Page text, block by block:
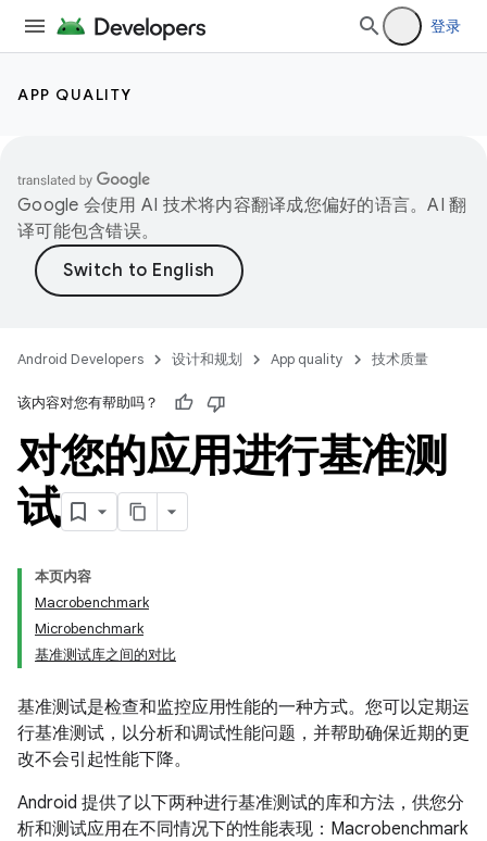
登录
APP QUALITY
Google 会使用 AI 技术将内容翻译成您偏好的语言。AI 翻
译可能包含错误。
Android Developers 设计和规划 App quality 技术质量
该内容对您有帮助吗？
对您的应用进行基准测
试
本页内容
Macrobenchmark
Microbenchmark
基准测试库之间的对比
基准测试是检查和监控应用性能的一种方式。您可以定期运
行基准测试，以分析和调试性能问题，并帮助确保近期的更
改不会引起性能下降。
Android 提供了以下两种进行基准测试的库和方法，供您分
析和测试应用在不同情况下的性能表现：Macrobenchmark